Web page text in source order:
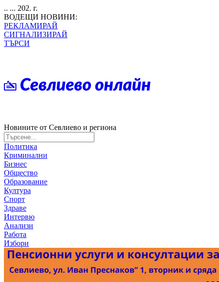
.. ... 202. г.
ВОДЕЩИ НОВИНИ:
РЕКЛАМИРАЙ
СИГНАЛИЗИРАЙ
ТЪРСИ
Новините от Севлиево и региона
Политика
Криминални
Бизнес
Общество
Образование
Култура
Спорт
Здраве
Интервю
Анализи
Работа
Избори